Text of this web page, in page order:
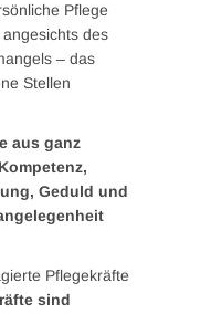
Pflege
des
– das
Stellen
aus ganz
Geduld und
Pflegekräfte
sind